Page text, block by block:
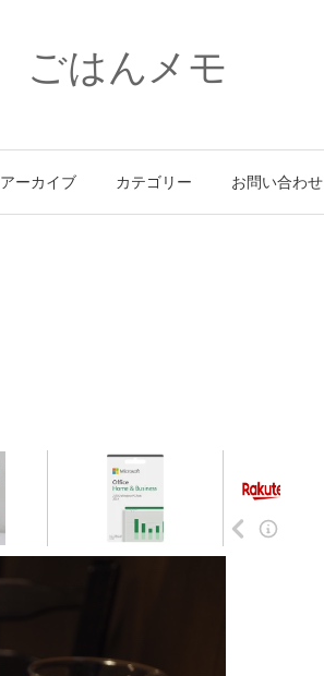
ごはんメモ
アーカイブ カテゴリー お問い合わせ